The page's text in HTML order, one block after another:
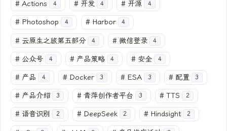
# Actions 4 # 开发 4 # 开源 4
# Photoshop 4 # Harbor 4
# 云原生之旅第五部分 4 # 微信登录 4
# 公众号 4 # 产品策略 4 # 安全 4
# 产品 4 # Docker 3 # ESA 3 # 配置 3
# 产品介绍 3 # 青萍创作者平台 3 # TTS 2
# 语音识别 2 # DeepSeek 2 # Hindsight 2